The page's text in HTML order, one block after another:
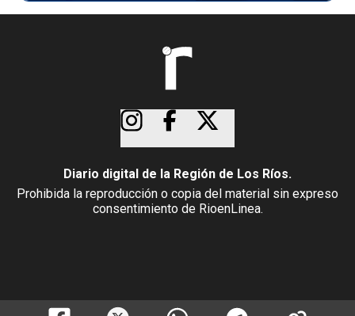
Diario digital de la Región de Los Ríos.
Prohibida la reproducción o copia del material sin expreso
consentimiento de RioenLinea.